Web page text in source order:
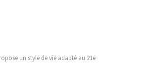
un style de vie adapté au 21e